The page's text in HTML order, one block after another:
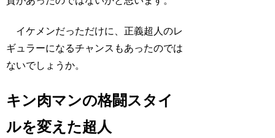
イケメンだっただけに、正義超人のレ
ギュラーになるチャンスもあったのでは
ないでしょうか。
キン肉マンの格闘スタイ
ルを変えた超人